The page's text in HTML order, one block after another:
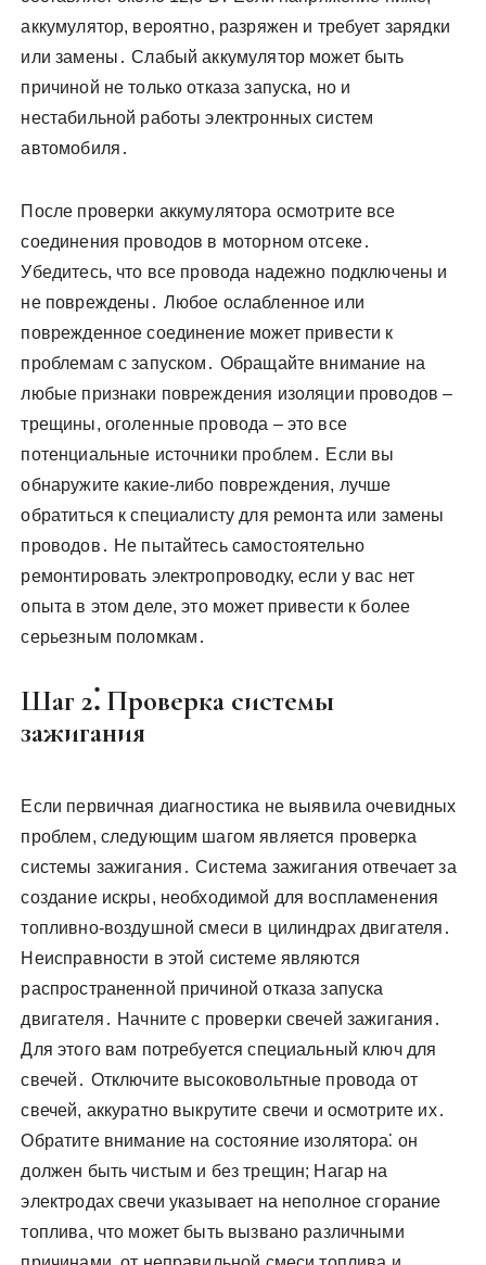
аккумулятор, вероятно, разряжен и требует зарядки
или замены․ Слабый аккумулятор может быть
причиной не только отказа запуска, но и
нестабильной работы электронных систем
автомобиля․
После проверки аккумулятора осмотрите все
соединения проводов в моторном отсеке․
Убедитесь, что все провода надежно подключены и
не повреждены․ Любое ослабленное или
поврежденное соединение может привести к
проблемам с запуском․ Обращайте внимание на
любые признаки повреждения изоляции проводов –
трещины, оголенные провода – это все
потенциальные источники проблем․ Если вы
обнаружите какие-либо повреждения, лучше
обратиться к специалисту для ремонта или замены
проводов․ Не пытайтесь самостоятельно
ремонтировать электропроводку, если у вас нет
опыта в этом деле, это может привести к более
серьезным поломкам․
Шаг 2⁚ Проверка системы
зажигания
Если первичная диагностика не выявила очевидных
проблем, следующим шагом является проверка
системы зажигания․ Система зажигания отвечает за
создание искры, необходимой для воспламенения
топливно-воздушной смеси в цилиндрах двигателя․
Неисправности в этой системе являются
распространенной причиной отказа запуска
двигателя․ Начните с проверки свечей зажигания․
Для этого вам потребуется специальный ключ для
свечей․ Отключите высоковольтные провода от
свечей, аккуратно выкрутите свечи и осмотрите их․
Обратите внимание на состояние изолятора⁚ он
должен быть чистым и без трещин; Нагар на
электродах свечи указывает на неполное сгорание
топлива, что может быть вызвано различными